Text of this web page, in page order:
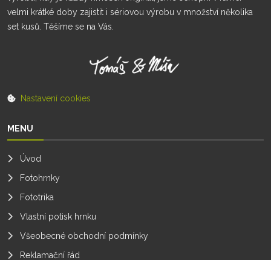
velmi krátké doby zajistit i sériovou výrobu v množství několika
set kusů. Těšíme se na Vás.
Nastavení cookies
MENU
Úvod
Fotohrnky
Fototrika
Vlastní potisk hrnku
Všeobecné obchodní podmínky
Reklamační řád